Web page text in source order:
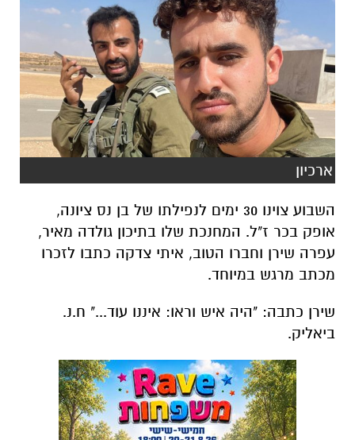
ארכיון
השבוע צוינו 30 ימים לנפילתו של בן נס ציונה,
אופק בכר ז"ל. המחנכת שלו בתיכון גולדה מאיר,
עפרה שירן וחברו הטוב, איתי צדקה כתבו לזכרו
מכתב מרגש במיוחד.
שירן כתבה: "היה איש וראו: איננו עוד..." ח.נ.
ביאליק.